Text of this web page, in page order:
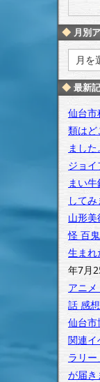
月別
別
ア
ー
カ
イ
ブ
最新
仙台市
類はど
ました。
ジョ
まい牛
してみ
山形
怪 百
生まれ
年7月
アニ
話 感想
仙台市
関連イ
ラリー
が届き